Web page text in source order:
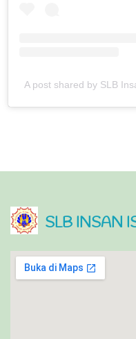
A post shared by SLB
SLB INSAN